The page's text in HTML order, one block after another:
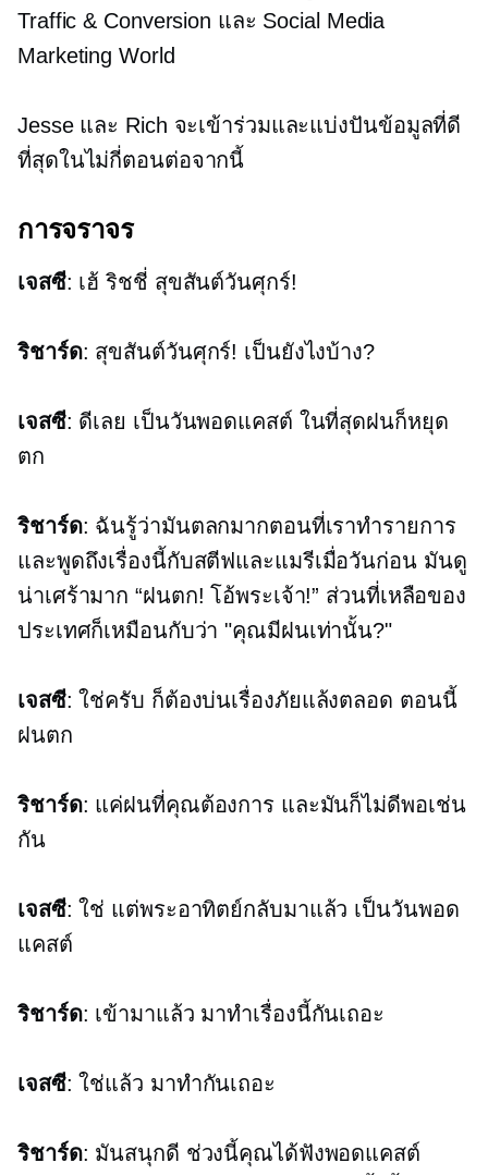
Traffic & Conversion และ Social Media
Marketing World
Jesse และ Rich จะเข้าร่วมและแบ่งปันข้อมูลที่ดี
ที่สุดในไม่กี่ตอนต่อจากนี้
การจราจร
เจสซี: เฮ้ ริชชี่ สุขสันต์วันศุกร์!
ริชาร์ด: สุขสันต์วันศุกร์! เป็นยังไงบ้าง?
เจสซี: ดีเลย เป็นวันพอดแคสต์ ในที่สุดฝนก็หยุด
ตก
ริชาร์ด: ฉันรู้ว่ามันตลกมากตอนที่เราทำรายการ
และพูดถึงเรื่องนี้กับสตีฟและแมรีเมื่อวันก่อน มันดู
น่าเศร้ามาก “ฝนตก! โอ้พระเจ้า!” ส่วนที่เหลือของ
ประเทศก็เหมือนกับว่า "คุณมีฝนเท่านั้น?"
เจสซี: ใช่ครับ ก็ต้องบ่นเรื่องภัยแล้งตลอด ตอนนี้
ฝนตก
ริชาร์ด: แค่ฝนที่คุณต้องการ และมันก็ไม่ดีพอเช่น
กัน
เจสซี: ใช่ แต่พระอาทิตย์กลับมาแล้ว เป็นวันพอด
แคสต์
ริชาร์ด: เข้ามาแล้ว มาทำเรื่องนี้กันเถอะ
เจสซี: ใช่แล้ว มาทำกันเถอะ
ริชาร์ด: มันสนุกดี ช่วงนี้คุณได้ฟังพอดแคสต์